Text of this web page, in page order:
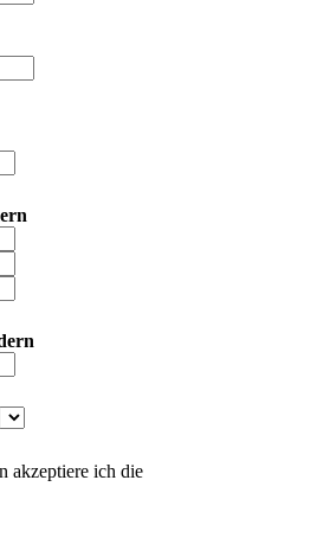
akzeptiere ich die